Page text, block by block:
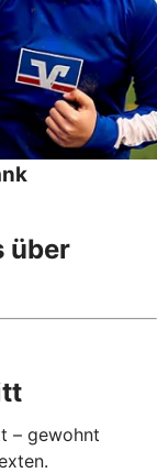
über
– gewohnt